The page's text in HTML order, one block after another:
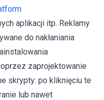
aplikacji itp. Reklamy
do nakłaniania
zaprojektowanie
skrypty: po kliknięciu te
lub nawet